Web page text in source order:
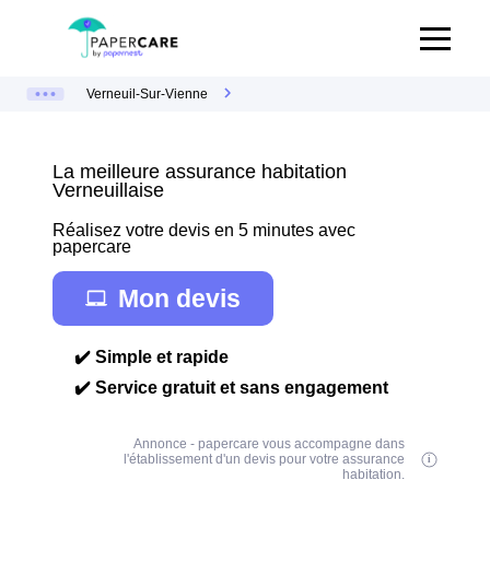
Verneuil-Sur-Vienne
La meilleure assurance habitation
Verneuillaise
Réalisez votre devis en 5 minutes avec
papercare
Mon devis
✔️ Simple et rapide
✔️ Service gratuit et sans engagement
Annonce - papercare vous accompagne dans
l'établissement d'un devis pour votre assurance
habitation.